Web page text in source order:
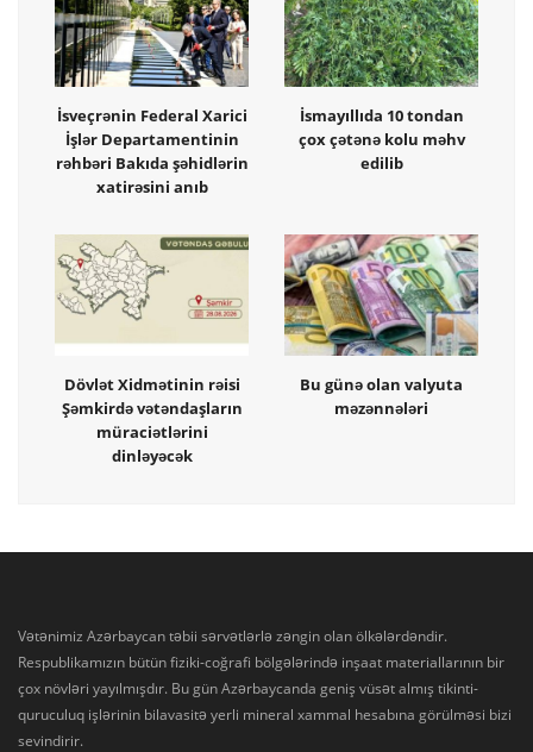
İsveçrənin Federal Xarici
İşlər Departamentinin
rəhbəri Bakıda şəhidlərin
xatirəsini anıb
İsmayıllıda 10 tondan
çox çətənə kolu məhv
edilib
Dövlət Xidmətinin rəisi
Şəmkirdə vətəndaşların
müraciətlərini
dinləyəcək
Bu günə olan valyuta
məzənnələri
Vətənimiz Azərbaycan təbii sərvətlərlə zəngin olan ölkələrdəndir.
Respublikamızın bütün fiziki-coğrafi bölgələrində inşaat materiallarının bir
çox növləri yayılmışdır. Bu gün Azərbaycanda geniş vüsət almış tikinti-
quruculuq işlərinin bilavasitə yerli mineral xammal hesabına görülməsi bizi
sevindirir.